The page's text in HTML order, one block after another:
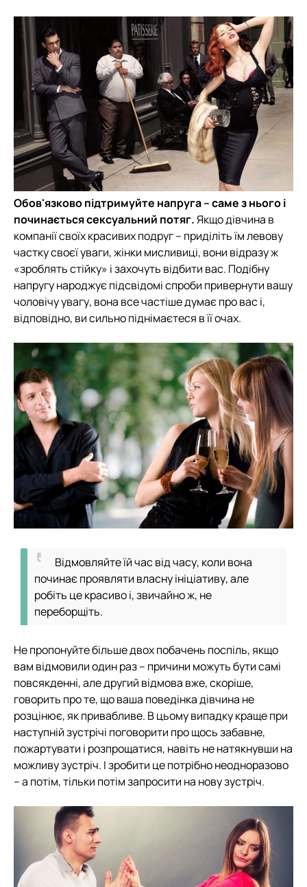
Обов'язково підтримуйте напруга – саме з нього і
починається сексуальний потяг.Якщо дівчина в
компанії своїх красивих подруг – приділіть їм левову
частку своєї уваги, жінки мисливиці, вони відразу ж
«зроблять стійку» і захочуть відбити вас. Подібну
напругу народжує підсвідомі спроби привернути вашу
чоловічу увагу, вона все частіше думає про вас і,
відповідно, ви сильно піднімаєтеся в її очах.
Відмовляйте їй час від часу, коли вона
починає проявляти власну ініціативу, але
робіть це красиво і, звичайно ж, не
переборщіть.
Не пропонуйте більше двох побачень поспіль, якщо
вам відмовили один раз – причини можуть бути самі
повсякденні, але другий відмова вже, скоріше,
говорить про те, що ваша поведінка дівчина не
розцінює, як привабливе. В цьому випадку краще при
наступній зустрічі поговорити про щось забавне,
пожартувати і розпрощатися, навіть не натякнувши на
можливу зустріч. І зробити це потрібно неодноразово
– а потім, тільки потім запросити на нову зустріч.